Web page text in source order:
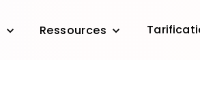
Ressources